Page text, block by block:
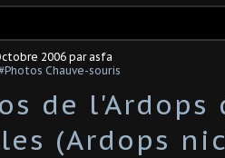
2006par asfa
Chauve-souris
de l'Ardops
(Ardops